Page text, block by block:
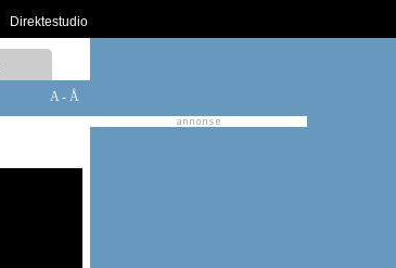
Direktestudio
A - Å